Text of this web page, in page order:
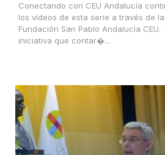
Conectando con CEU Andalucía
los vídeos de esta serie a través de
Fundación San Pablo Andalucía
iniciativa que contar�...